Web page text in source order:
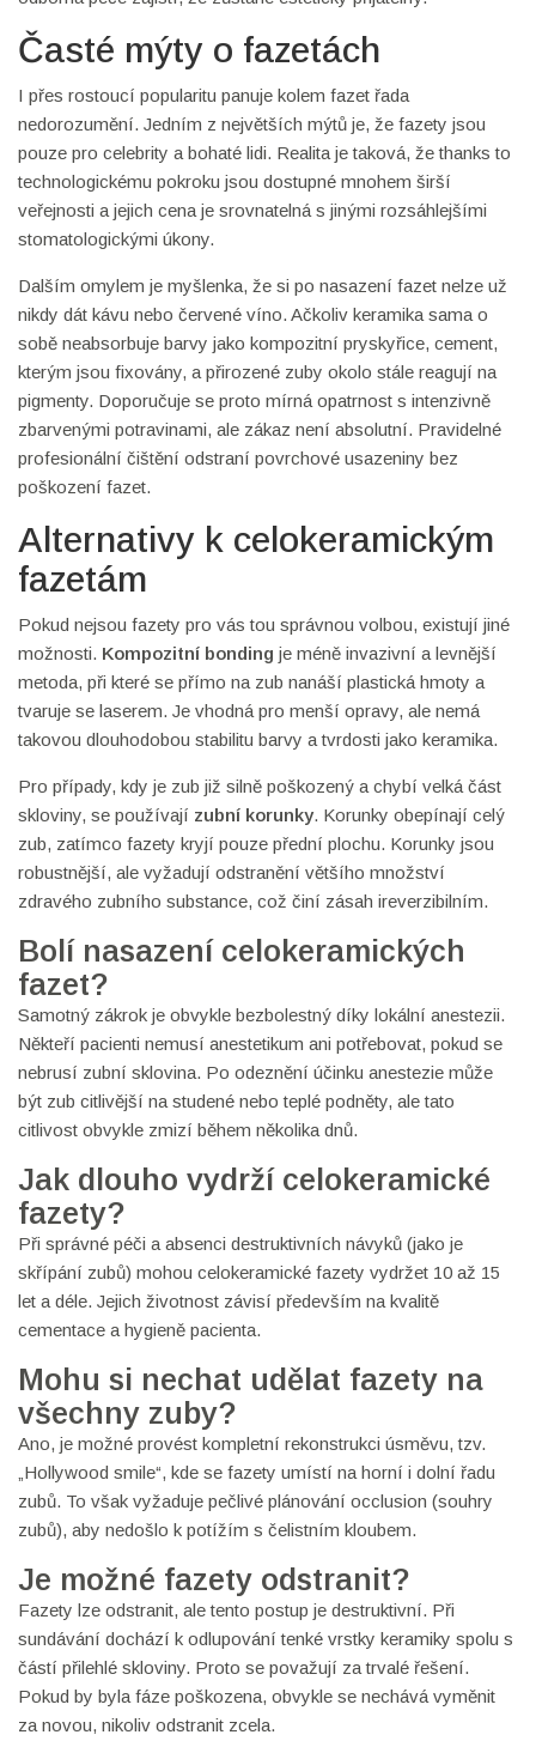
Časté mýty o fazetách
I přes rostoucí popularitu panuje kolem fazet řada
nedorozumění. Jedním z největších mýtů je, že fazety jsou
pouze pro celebrity a bohaté lidi. Realita je taková, že thanks to
technologickému pokroku jsou dostupné mnohem širší
veřejnosti a jejich cena je srovnatelná s jinými rozsáhlejšími
stomatologickými úkony.
Dalším omylem je myšlenka, že si po nasazení fazet nelze už
nikdy dát kávu nebo červené víno. Ačkoliv keramika sama o
sobě neabsorbuje barvy jako kompozitní pryskyřice, cement,
kterým jsou fixovány, a přirozené zuby okolo stále reagují na
pigmenty. Doporučuje se proto mírná opatrnost s intenzivně
zbarvenými potravinami, ale zákaz není absolutní. Pravidelné
profesionální čištění odstraní povrchové usazeniny bez
poškození fazet.
Alternativy k celokeramickým
fazetám
Pokud nejsou fazety pro vás tou správnou volbou, existují jiné
možnosti. Kompozitní bonding je méně invazivní a levnější
metoda, při které se přímo na zub nanáší plastická hmoty a
tvaruje se laserem. Je vhodná pro menší opravy, ale nemá
takovou dlouhodobou stabilitu barvy a tvrdosti jako keramika.
Pro případy, kdy je zub již silně poškozený a chybí velká část
skloviny, se používají zubní korunky. Korunky obepínají celý
zub, zatímco fazety kryjí pouze přední plochu. Korunky jsou
robustnější, ale vyžadují odstranění většího množství
zdravého zubního substance, což činí zásah ireverzibilním.
Bolí nasazení celokeramických
fazet?
Samotný zákrok je obvykle bezbolestný díky lokální anestezii.
Někteří pacienti nemusí anestetikum ani potřebovat, pokud se
nebrusí zubní sklovina. Po odeznění účinku anestezie může
být zub citlivější na studené nebo teplé podněty, ale tato
citlivost obvykle zmizí během několika dnů.
Jak dlouho vydrží celokeramické
fazety?
Při správné péči a absenci destruktivních návyků (jako je
skřípání zubů) mohou celokeramické fazety vydržet 10 až 15
let a déle. Jejich životnost závisí především na kvalitě
cementace a hygieně pacienta.
Mohu si nechat udělat fazety na
všechny zuby?
Ano, je možné provést kompletní rekonstrukci úsměvu, tzv.
„Hollywood smile“, kde se fazety umístí na horní i dolní řadu
zubů. To však vyžaduje pečlivé plánování occlusion (souhry
zubů), aby nedošlo k potížím s čelistním kloubem.
Je možné fazety odstranit?
Fazety lze odstranit, ale tento postup je destruktivní. Při
sundávání dochází k odlupování tenké vrstky keramiky spolu s
částí přilehlé skloviny. Proto se považují za trvalé řešení.
Pokud by byla fáze poškozena, obvykle se nechává vyměnit
za novou, nikoliv odstranit zcela.